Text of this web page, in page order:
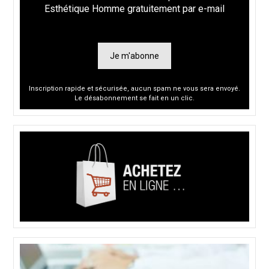
Esthétique Homme gratuitement par e-mail
Je m'abonne
Inscription rapide et sécurisée, aucun spam ne vous sera envoyé.
Le désabonnement se fait en un clic.